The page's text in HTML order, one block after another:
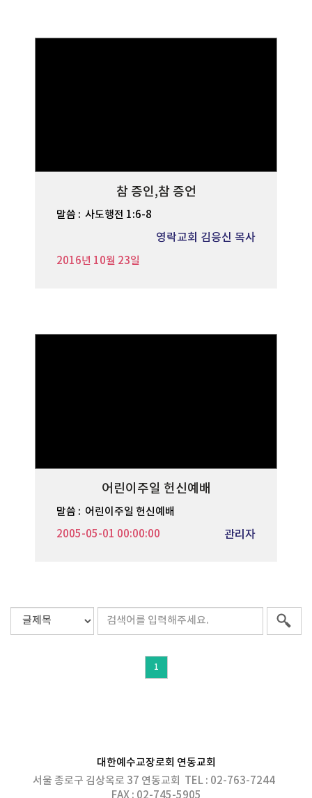
참 증인,참 증언
말씀 : 사도행전 1:6-8
영락교회 김응신 목사
2016년 10월 23일
어린이주일 헌신예배
말씀 : 어린이주일 헌신예배
관리자
2005-05-01 00:00:00
1
대한예수교장로회 연동교회
서울 종로구 김상옥로 37 연동교회 TEL : 02-763-7244
FAX : 02-745-5905